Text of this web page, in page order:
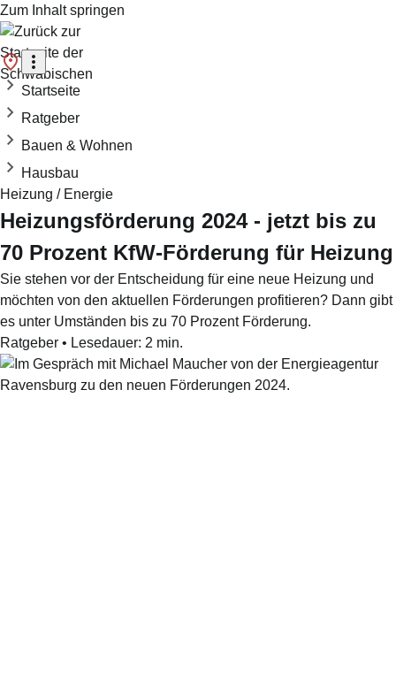
Zum Inhalt springen
Startseite
Ratgeber
Bauen & Wohnen
Hausbau
Heizung / Energie
Heizungsförderung 2024 - jetzt bis zu
70 Prozent KfW-Förderung für Heizung
Sie stehen vor der Entscheidung für eine neue Heizung und
möchten von den aktuellen Förderungen profitieren? Dann gibt
es unter Umständen bis zu 70 Prozent Förderung.
Ratgeber • Lesedauer: 2 min.